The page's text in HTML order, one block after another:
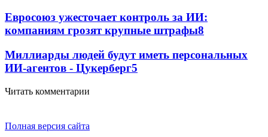
Евросоюз ужесточает контроль за ИИ:
компаниям грозят крупные штрафы8
Миллиарды людей будут иметь персональных
ИИ-агентов - Цукерберг5
Читать комментарии
Полная версия сайта